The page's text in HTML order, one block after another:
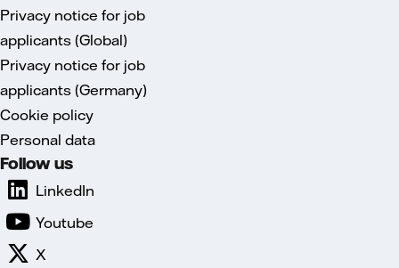
Privacy notice for job
applicants (Global)
Privacy notice for job
applicants (Germany)
Cookie policy
Personal data
Follow us
LinkedIn
Youtube
X